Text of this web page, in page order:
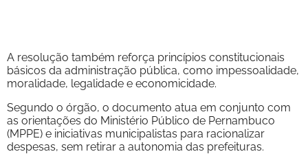
A resolução também reforça princípios constitucionais
básicos da administração pública, como impessoalidade,
moralidade, legalidade e economicidade.
Segundo o órgão, o documento atua em conjunto com
as orientações do Ministério Público de Pernambuco
(MPPE) e iniciativas municipalistas para racionalizar
despesas, sem retirar a autonomia das prefeituras.